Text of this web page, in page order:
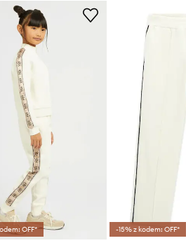
OFF*
-15% z kodem: OFF*